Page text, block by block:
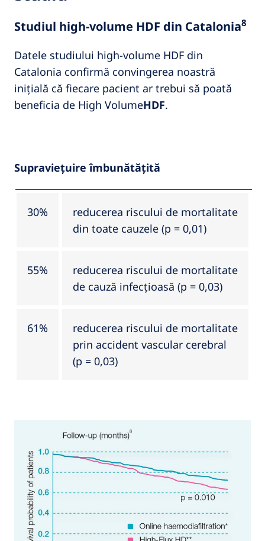
Studiul high-volume HDF din Catalonia8
Datele studiului high-volume HDF din
Catalonia confirmă convingerea noastră
inițială că fiecare pacient ar trebui să poată
beneficia de High VolumeHDF.
Supraviețuire îmbunătățită
30%
reducerea riscului de mortalitate
din toate cauzele (p = 0,01)
55%
reducerea riscului de mortalitate
de cauză infecțioasă (p = 0,03)
61%
reducerea riscului de mortalitate
prin accident vascular cerebral
(p = 0,03)